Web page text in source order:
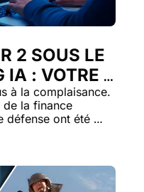
2 SOUS LE
IA : VOTRE
ELLE
?
à la complaisance.
la finance
défense ont été